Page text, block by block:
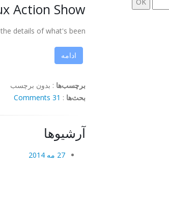
Action Show
details of what's been ...
ادامه
برچسب‌ها : بدون برچسب
بحث‌ها :
31 Comments
آرشیوها
27 مه 2014